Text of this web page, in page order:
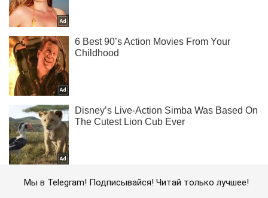
Мы в Telegram! Подписывайся! Читай только лучшее!